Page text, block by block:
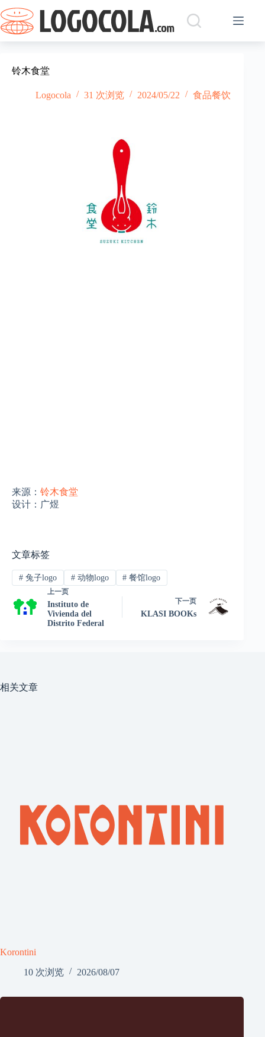
过
内
容
铃木食堂
Logocola 31 次浏览 2024/05/22 食品餐饮
来源： 铃木食堂
设计：广煜
文章标签
#兔子logo #动物logo # 餐馆logo
上一页
Instituto de
Vivienda del
Distrito Federal
下一页
KLASI BOOKs
相关文章
Korontini
10 次浏览
2026/08/07